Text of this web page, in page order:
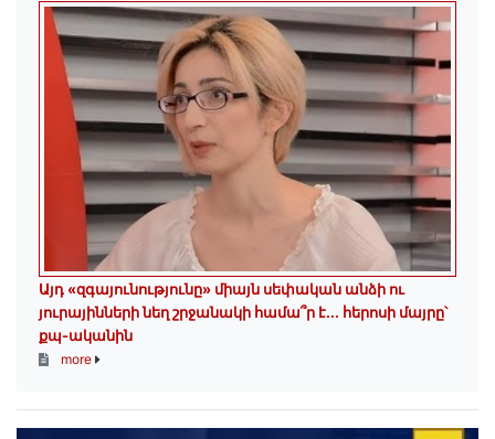
Այդ «զգայունությունը» միայն սեփական անձի ու
յուրայինների նեղ շրջանակի համա՞ր է․․․ հերոսի մայրը՝
քպ-ականին
more